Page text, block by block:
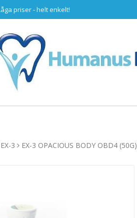
priser - helt enkelt!
EX-3 EX-3 OPACIOUS BODY OBD4 (50G)